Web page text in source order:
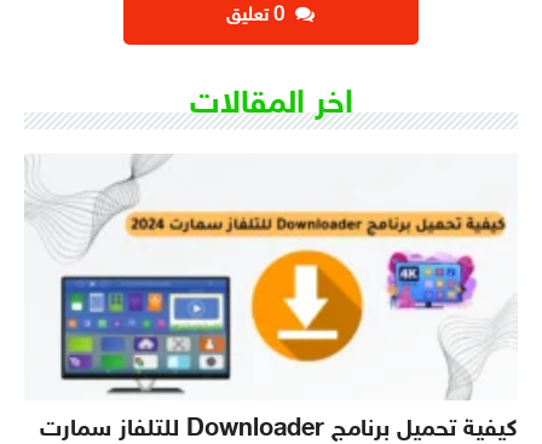
اخر المقالات
كيفية تحميل برنامج Downloader للتلفاز سمارت